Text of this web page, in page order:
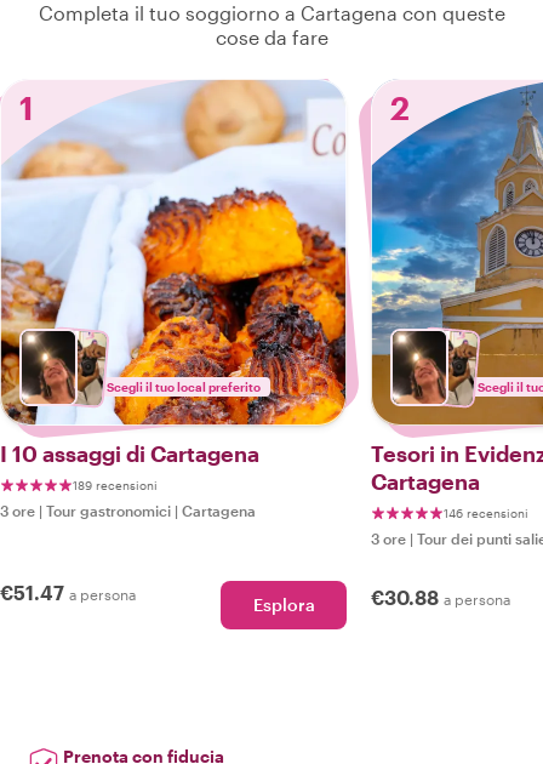
Completa il tuo soggiorno a Cartagena con queste
cose da fare
1
Scegli il tuo local preferito
I 10 assaggi di Cartagena
189 recensioni
3 ore | Tour gastronomici | Cartagena
€51.47 a persona Esplora
2
Scegli il
Tesori in
Cartagena
146 recensioni
3 ore | Tour dei punti
€30.88 a persona
Prenota con fiducia